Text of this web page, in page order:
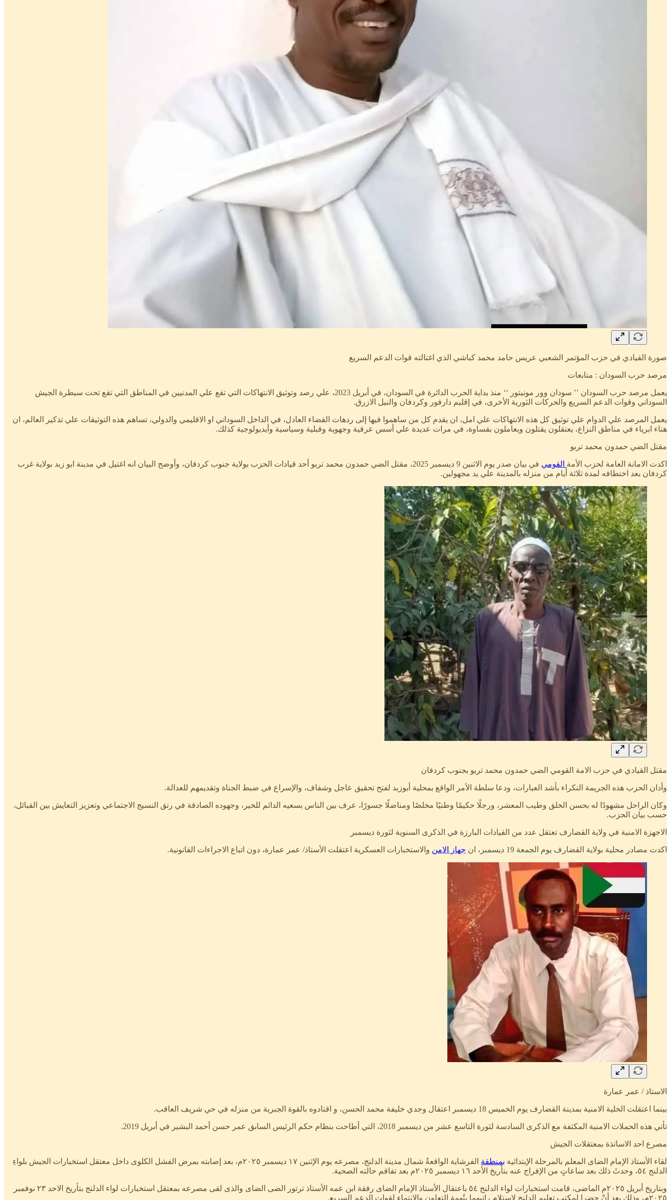
صورة القيادي في حزب المؤتمر الشعبي عريس حامد محمد كباشي الذي اغتالته قوات الدعم السريع
مرصد حرب السودان : متابعات
يعمل مرصد حرب السودان ’’ سودان وور مونيتور ‘‘ منذ بداية الحرب الدائرة في السودان، في أبريل 2023، علي رصد وتوثيق الانتهاكات التي تقع علي المدنيين في المناطق التي تقع تحت سيطرة الجيش
السوداني وقوات الدعم السريع والحركات الثورية الأخرى، في إقليم دارفور وكردفان والنيل الازرق.
يعمل المرصد علي الدوام علي توثيق كل هذه الانتهاكات علي امل، ان يقدم كل من ساهموا فيها إلى ردهات القضاء العادل، في الداخل السوداني او الاقليمي والدولي، تساهم هذه التوثيقات علي تذكير العالم، ان
هناء ابرياء في مناطق النزاع، يعتقلون يقتلون ويعاملون بقساوة، في مرات عديدة علي أسس عرقية وجهوية وقبلية وسياسية وأيديولوجية كذلك.
مقتل الضي حمدون محمد تربو
اكدت الامانة العامة لحزب الأمة القومي
في بيان صدر يوم الاثنين 9 ديسمبر 2025، مقتل الضي حمدون محمد تربو أحد قيادات الحزب بولاية جنوب كردفان، وأوضح البيان انه اغتيل في مدينة ابو زبد بولاية غرب
كردفان بعد اختطافه لمدة ثلاثة أيام من منزله بالمدينة علي يد مجهولين.
مقتل القيادي في حزب الامة القومي الضي حمدون محمد تربو بجنوب كردفان
وأدان الحزب هذه الجريمة النكراء بأشد العبارات، ودعا سلطة الأمر الواقع بمحلية أبوزبد لفتح تحقيق عاجل وشفاف، والإسراع في ضبط الجناة وتقديمهم للعدالة.
وكان الراحل مشهودًا له بحسن الخلق وطيب المعشر، ورجلًا حكيمًا وطنيًا مخلصًا ومناضلًا جسورًا، عرف بين الناس بسعيه الدائم للخير، وجهوده الصادقة في رتق النسيج الاجتماعي وتعزيز التعايش بين القبائل،
حسب بيان الحزب.
الاجهزة الامنية في ولاية القضارف تعتقل عدد من القيادات البارزة في الذكرى السنوية لثورة ديسمبر
اكدت مصادر محلية بولاية القضارف يوم الجمعة 19 ديسمبر، ان جهاز الامن والاستخبارات العسكرية اعتقلت الأستاذ/ عمر عمارة، دون اتباع الاجراءات القانونية.
الاستاذ / عمر عمارة
بينما اعتقلت الخلية الامنية بمدينة القضارف يوم الخميس 18 ديسمبر اعتقال وجدي خليفة محمد الحسن، و اقتادوه بالقوة الجبرية من منزله في حي شريف العاقب.
تأتي هذه الحملات الامنية المكثفة مع الذكرى السادسة لثورة التاسع عشر من ديسمبر 2018، التي أطاحت بنظام حكم الرئيس السابق عمر حسن أحمد البشير في أبريل 2019.
مصرع احد الاساتذة بمعتقلات الجيش
لقاء الأستاذ الإمام الضاى المعلم بالمرحلة الإبتدائية بمنطقة
الفرشاية الواقعةُ شمال مدينة الدلنج، مصرعه يوم الإثنين ١٧ ديسمبر ٢٠٢٥م، بعد إصابته بمرض الفشل الكلوى داخل معتقل استخبارات الجيش بلواءِ
الدلنج ٥٤، وحدثَ ذلك بعد ساعاتٍ من الإفراج عنه بتأريخ الأحد ١٦ ديسمبر ٢٠٢٥م بعد تفاقم حالته الصحية.
وبتاريخ أبريل ٢٠٢٥م الماضى، قامت استخبارات لواء الدلنج ٥٤ باعتقال الأستاذ الإمام الضاى رفقة ابن عمه الأستاذ ترتور الضى الضاى والذى لقى مصرعه بمعتقل استخبارات لواء الدلنج بتأريخ الاحد ٢٣ نوفمبر
٢٠٢٥م، وذلك بعد أنْ حضرا لمكتب تعليم الدلنج لاستلام راتبهما بتُهمةِ التعاون والانتماء لقوات الدعم السريع.